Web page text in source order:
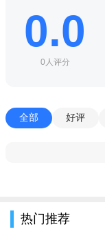
0.0
0人评分
全部 好评
热门推荐